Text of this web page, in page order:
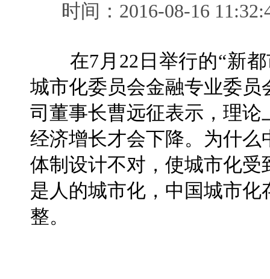
时间：2016-08-16
在7月22日举行的“新都
城市化委员会金融专业委
司董事长曹远征表示，理
经济增长才会下降。为什
体制设计不对，使城市化
是人的城市化，中国城市
整。